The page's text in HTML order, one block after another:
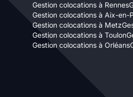
Disponible à partir du
Gestion colocations à Rennes
Gestion colocations à Aix-en-
Gestion colocations à Metz
Gestion colocations à Toulon
Gestion colocations à Orléans